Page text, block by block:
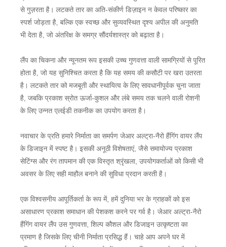
से गुज़रता है। लटकते तार का अति-संकीर्ण डिज़ाइन न केवल परिष्कार का
स्पर्श जोड़ता है, बल्कि एक स्वच्छ और सुव्यवस्थित दृश्य अपील की अनुमति
भी देता है, जो अंतरिक्ष के समग्र सौंदर्यशास्त्र को बढ़ाता है।
लैंप का चिकना और न्यूनतम रूप इसकी उच्च गुणवत्ता वाली सामग्रियों से पूरित
होता है, जो यह सुनिश्चित करता है कि यह समय की कसौटी पर खरा उतरता
है। लटकते तार को मजबूती और स्थायित्व के लिए सावधानीपूर्वक चुना जाता
है, जबकि प्रकाश स्रोत ऊर्जा-कुशल और लंबे समय तक चलने वाली रोशनी
के लिए उन्नत एलईडी तकनीक का उपयोग करता है।
नवाचार के प्रति हमारे निर्माता का समर्पण जेआर अल्ट्रा-नैरो हैंगिंग वायर लैंप
के डिजाइन में स्पष्ट है। इसकी अनूठी विशेषताएं, जैसे समायोज्य प्रकाश
सेटिंग्स और रंग तापमान की एक विस्तृत श्रृंखला, उपयोगकर्ताओं को किसी भी
अवसर के लिए सही माहौल बनाने की सुविधा प्रदान करती है।
एक विश्वसनीय आपूर्तिकर्ता के रूप में, हमें दुनिया भर के ग्राहकों को इस
असाधारण प्रकाश समाधान की पेशकश करने पर गर्व है। जेआर अल्ट्रा-नैरो
हैंगिंग वायर लैंप उस गुणवत्ता, शिल्प कौशल और डिजाइन उत्कृष्टता का
प्रमाण है जिसके लिए चीनी निर्माता प्रसिद्ध हैं। चाहे आप अपने घर में